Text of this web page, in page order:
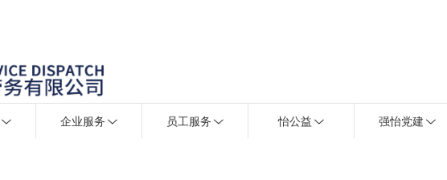
企业服务 员工服务 怡公益 强怡党建